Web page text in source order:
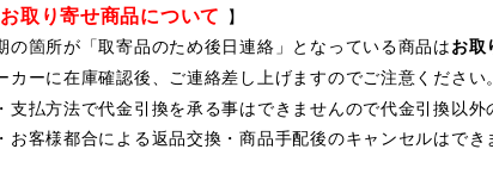
お取り寄せ商品について 】
の箇所が「取寄品のため後日連絡」となっている商品はお取
カーに在庫確認後、ご連絡差し上げますのでご注意くださ
支払方法で代金引換を承る事はできませんので代金引換以外
お客様都合による返品交換・商品手配後のキャンセルはでき